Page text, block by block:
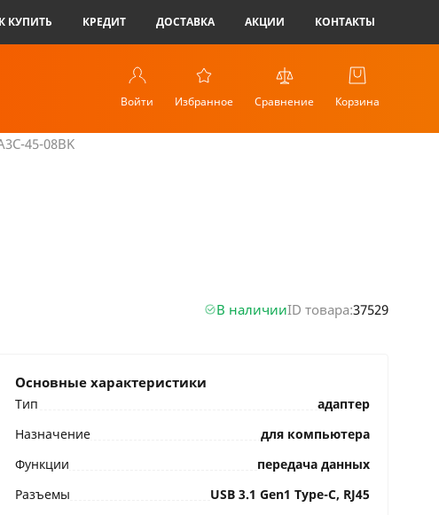
КУПИТЬ КРЕДИТ ДОСТАВКА АКЦИИ КОНТАКТЫ
Войти
Избранное Сравнение Корзина
45-08BK
В наличииID товара:37529
Основные характеристики
Тип
адаптер
Назначение
для компьютера
Функции
передача данных
Разъемы
USB 3.1 Gen1 Type-C, RJ45